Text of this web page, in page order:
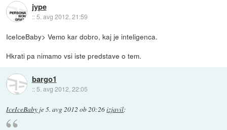
jype
::5. avg 2012, 21:59
IceIceBaby> Vemo kar dobro, kaj je inteligenca.
Hkrati pa nimamo vsi iste predstave o tem.
bargo1
:: 5. avg 2012, 22:05
IceIceBaby je5. avg 2012 ob 20:26izjavil: